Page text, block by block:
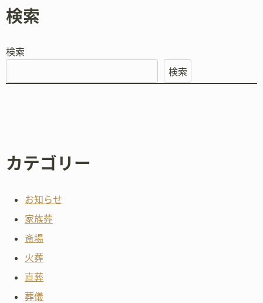
検索
検索
検索
カテゴリー
お知らせ
家族葬
斎場
火葬
直葬
葬儀